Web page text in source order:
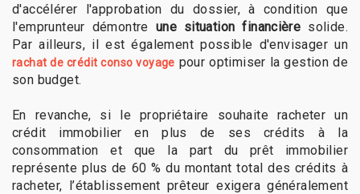
d'accélérer l'approbation du dossier, à condition que
l'emprunteur démontre une situation financière solide.
Par ailleurs, il est également possible d'envisager un
rachat de crédit conso voyage pour optimiser la gestion de
son budget.
En revanche, si le propriétaire souhaite racheter un
crédit immobilier en plus de ses crédits à la
consommation et que la part du prêt immobilier
représente plus de 60 % du montant total des crédits à
racheter, l’établissement prêteur exigera généralement